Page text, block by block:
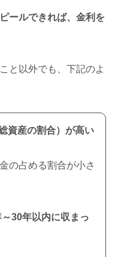
ールできれば、金利を
と以外でも、下記のよ
資産の割合）が高い
占める割合が小さ
30年以内に収まっ